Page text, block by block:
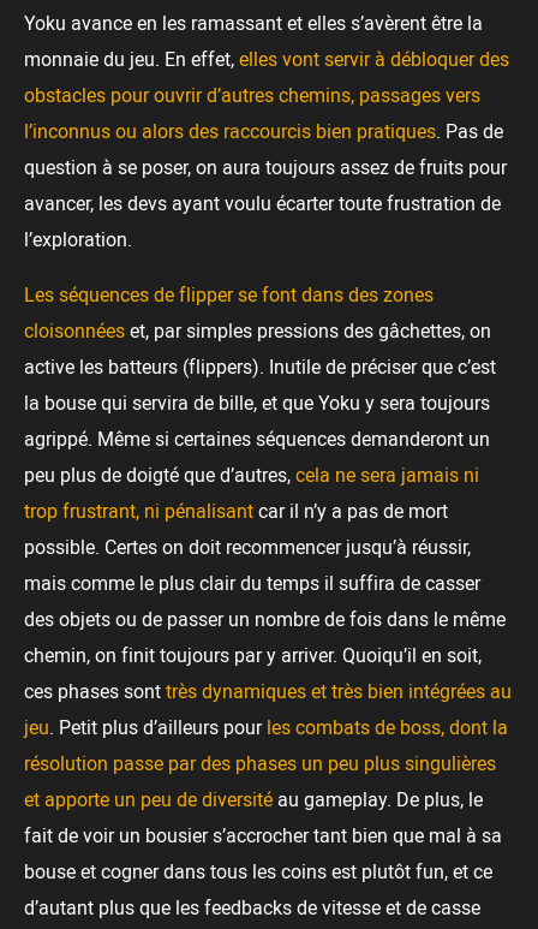
Yoku avance en les ramassant et elles s’avèrent être la
monnaie du jeu. En effet,elles vont servir à débloquer des
obstacles pour ouvrir d’autres chemins, passages vers
l’inconnus ou alors des raccourcis bien pratiques. Pas de
question à se poser, on aura toujours assez de fruits pour
avancer, les devs ayant voulu écarter toute frustration de
l’exploration.
Les séquences de flipper se font dans des zones
cloisonnéeset, par simples pressions des gâchettes, on
active les batteurs (flippers). Inutile de préciser que c’est
la bouse qui servira de bille, et que Yoku y sera toujours
agrippé. Même si certaines séquences demanderont un
peu plus de doigté que d’autres,cela ne sera jamais ni
trop frustrant, ni pénalisantcar il n’y a pas de mort
possible. Certes on doit recommencer jusqu’à réussir,
mais comme le plus clair du temps il suffira de casser
des objets ou de passer un nombre de fois dans le même
chemin, on finit toujours par y arriver. Quoiqu’il en soit,
ces phases sonttrès dynamiques et très bien intégrées au
jeu. Petit plus d’ailleurs pourles combats de boss, dont la
résolution passe par des phases un peu plus singulières
et apporte un peu de diversité au gameplay. De plus, le
fait de voir un bousier s’accrocher tant bien que mal à sa
bouse et cogner dans tous les coins est plutôt fun, et ce
d’autant plus que les feedbacks de vitesse et de casse